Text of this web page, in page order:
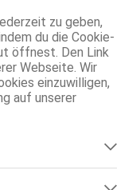
zu geben,
du die Cookie-
öffnest. Den Link
Webseite. Wir
einzuwilligen,
auf unserer
Cookies, die für den
oder Region